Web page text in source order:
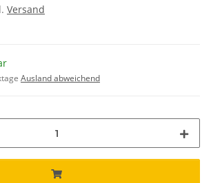
Versand
Ausland abweichend